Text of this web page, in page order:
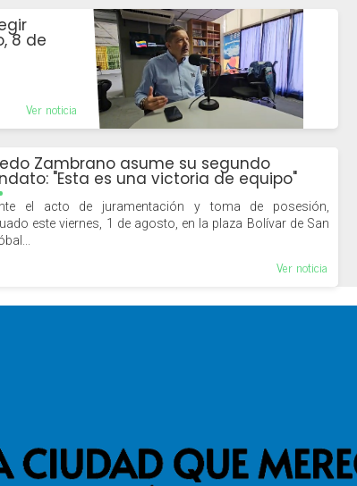
8 de
Ver noticia
Zambrano asume su segundo
"Esta es una victoria de equipo"
el acto de juramentación y toma de posesión,
este viernes, 1 de agosto, en la plaza Bolívar de San
Ver noticia